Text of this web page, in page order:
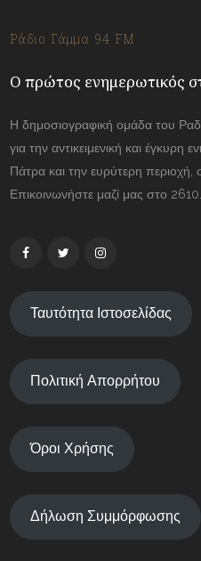
Ράδιο Γάμμα 94 FM
Ο πρώτος ενημερωτικός
Η δημοσιογραφική ομάδα του
για την αντικειμενική και
Πάτρα και την ευρύτερη περιοχή,
Επικοινωνήστε μαζί μας στο
Ταυτότητα Ιστοσελίδας
Πολιτική Απορρήτου
Όροι Χρήσης
Δήλωση Συμμόρφωσης